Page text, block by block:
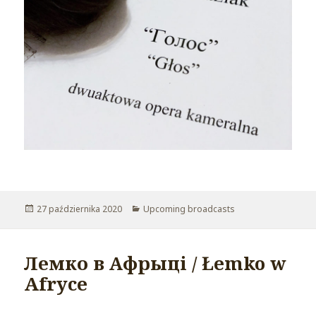
Opublikowano
27 października 2020 Kategorie
Upcoming broadcasts
Лемко в Афрыці / Łemko w
Afryce